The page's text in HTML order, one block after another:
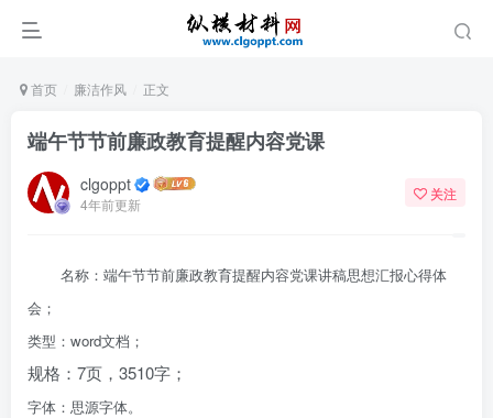
首页 廉洁作风 正文
端午节节前廉政教育提醒内容党课
clgoppt
4年前更新
关注
名称：端午节节前廉政教育提醒内容党课讲稿思想汇报心得体
会；
类型：word文档；
规格：7页，3510字；
字体：思源字体。